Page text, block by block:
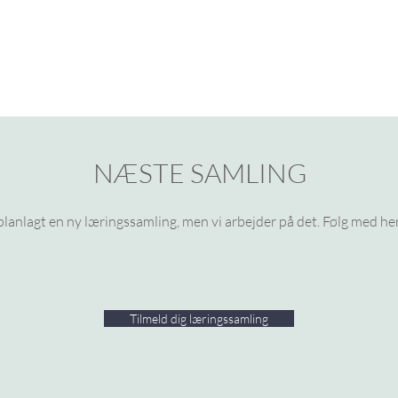
NÆSTE SAMLING
en ny læringssamling, men vi arbejder på det. Følg med
Tilmeld dig læringssamling